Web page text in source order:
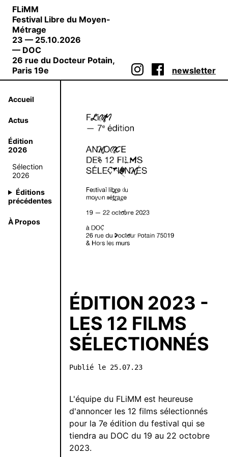
FLiMM
Festival Libre du Moyen-
Métrage
23 — 25.10.2026
— DOC
26 rue du Docteur Potain,
Paris 19e
newsletter
Accueil
Actus
Édition
2026
Sélection
2026
Éditions
précédentes
À Propos
ÉDITION 2023 -
LES 12 FILMS
SÉLECTIONNÉS
Publié le 25.07.23
L'équipe du FLiMM est heureuse
d'annoncer les 12 films sélectionnés
pour la 7e édition du festival qui se
tiendra au DOC du 19 au 22 octobre
2023.